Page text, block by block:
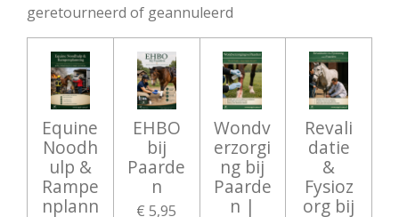
geretourneerd of geannuleerd
Equine
Noodh
ulp &
Rampe
nplann
EHBO
bij
Paarde
n
€ 5,95
Wondv
erzorgi
ng bij
Paarde
n |
Revali
datie
&
Fysioz
org bij